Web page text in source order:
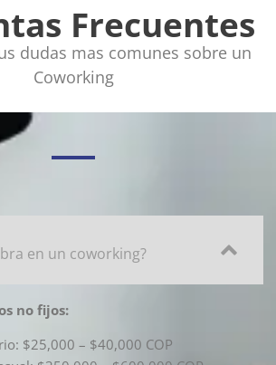
Frecuentes
dudas mas comunes sobre un
Coworking
en un coworking?
no fijos:
$25,000 – $40,000 COP